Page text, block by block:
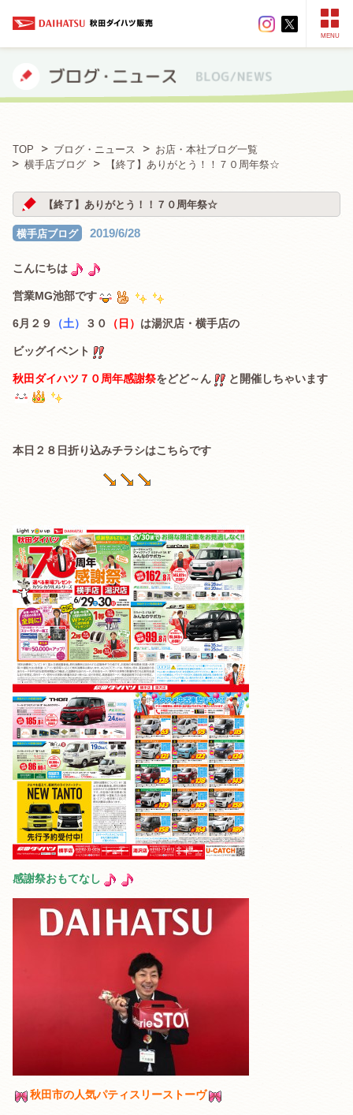
MENU
TOP ブログ・ニュース
お店・本社ブログ一覧
横手店ブログ
【終了】ありがとう！！７０周年祭☆
【終了】ありがとう！！７０周年祭☆
横手店ブログ 2019/6/28
こんにちは
営業MG池部です
6月２９ （土） ３０ （日） は湯沢店・横手店の
ビッグイベント
秋田ダイハツ７０周年感謝祭をどど～ん と開催しちゃいます
本日２８日折り込みチラシはこちらです
感謝祭おもてなし
秋田市の人気パティスリーストーヴ